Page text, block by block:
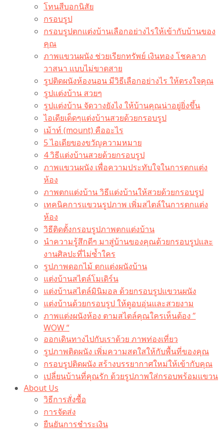
โทนสีบอกนิสัย
กรอบรูป
กรอบรูปตกแต่งบ้านเลือกอย่างไรให้เข้ากับบ้านของ
คุณ
ภาพแขวนผนัง ช่วยเรียกทรัพย์ เงินทอง โชคลาภ
วาสนา แบบไม่ขาดสาย
รูปติดผนังห้องนอน มีวิธีเลือกอย่างไร ให้ตรงใจคุณ
รูปแต่งบ้าน สวยๆ
รูปแต่งบ้าน จัดวางยังไง ให้บ้านคุณน่าอยู่ยิ่งขึ้น
ไอเดียเด็ดๆแต่งบ้านสวยด้วยกรอบรูป
เม้าท์ (mount) คืออะไร​
5 ไอเดียของขวัญความหมาย
4 วิธีแต่งบ้านสวยด้วยกรอบรูป
ภาพแขวนผนัง เพื่อความประทับใจในการตกแต่ง
ห้อง
ภาพตกแต่งบ้าน วิธีแต่งบ้านให้สวยด้วยกรอบรูป
เทคนิคการแขวนรูปภาพ เพิ่มสไตล์ในการตกแต่ง
ห้อง
วิธีติดตั้งกรอบรูปภาพตกแต่งบ้าน
นำความรู้สึกดีๆ มาสู่บ้านของคุณด้วยกรอบรูปและ
งานศิลปะที่ไม่ซ้ำใคร
รูปภาพดอกไม้ ตกแต่งผนังบ้าน
แต่งบ้านสไตล์โมเดิร์น
แต่งบ้านสไตล์มินิมอล ด้วยกรอบรูปแขวนผนัง
แต่งบ้านด้วยกรอบรูป ให้ดูอบอุ่นและสวยงาม
ภาพแต่งผนังห้อง ตามสไตล์คุณใครเห็นต้อง ”
WOW “
ออกเดินทางไปกับเราด้วย ภาพท่องเที่ยว
รูปภาพติดผนัง เพิ่มความสดใสให้กับพื้นที่ของคุณ
กรอบรูปติดผนัง สร้างบรรยากาศใหม่ให้เข้ากับคุณ
เปลี่ยนบ้านที่คุณรัก ด้วยรูปภาพใส่กรอบพร้อมแขวน​
About Us
วิธีการสั่งซื้อ
การจัดส่ง
ยืนยันการชำระเงิน